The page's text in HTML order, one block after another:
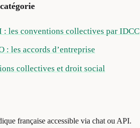
: les conventions collectives par IDCC
: les accords d’entreprise
collectives et droit social
française accessible via chat ou API.